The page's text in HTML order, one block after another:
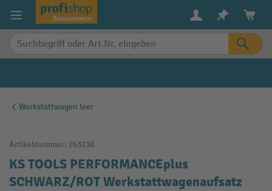
springen
Werkstattwagen leer
Artikelnummer: 263230
KS TOOLS PERFORMANCEplus
SCHWARZ/ROT Werkstattwagenaufsatz